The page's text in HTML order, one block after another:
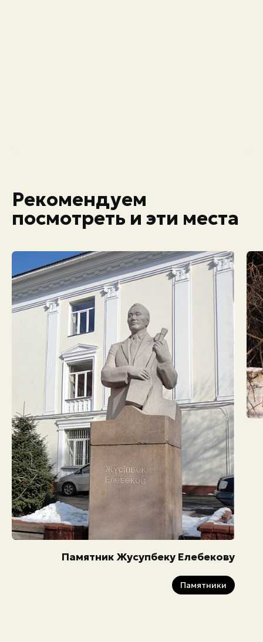
Рекомендуем
посмотреть и эти места
Памятник Жусупбеку Елебекову
Памятники